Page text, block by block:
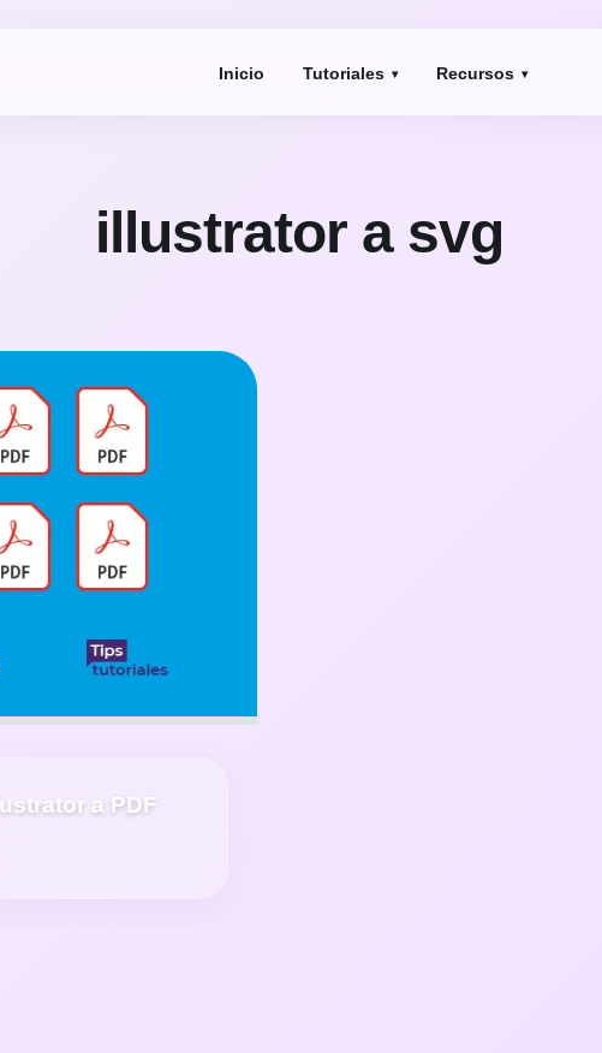
Inicio Tutoriales Recursos
illustrator a svg
a PDF